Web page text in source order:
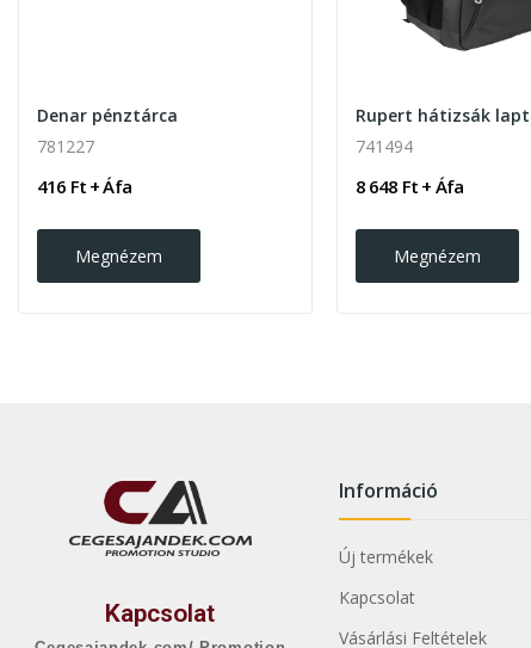
Denar pénztárca
781227
416 Ft + Áfa
Megnézem
741494
8 648 Ft + Áfa
Megnézem
Kapcsolat
Információ
Új termékek
Kapcsolat
Vásárlási Feltételek